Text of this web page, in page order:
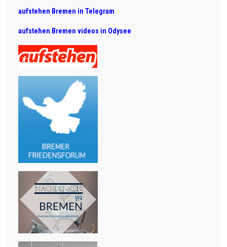
aufstehen Bremen in Telegram
aufstehen Bremen videos in Odysee